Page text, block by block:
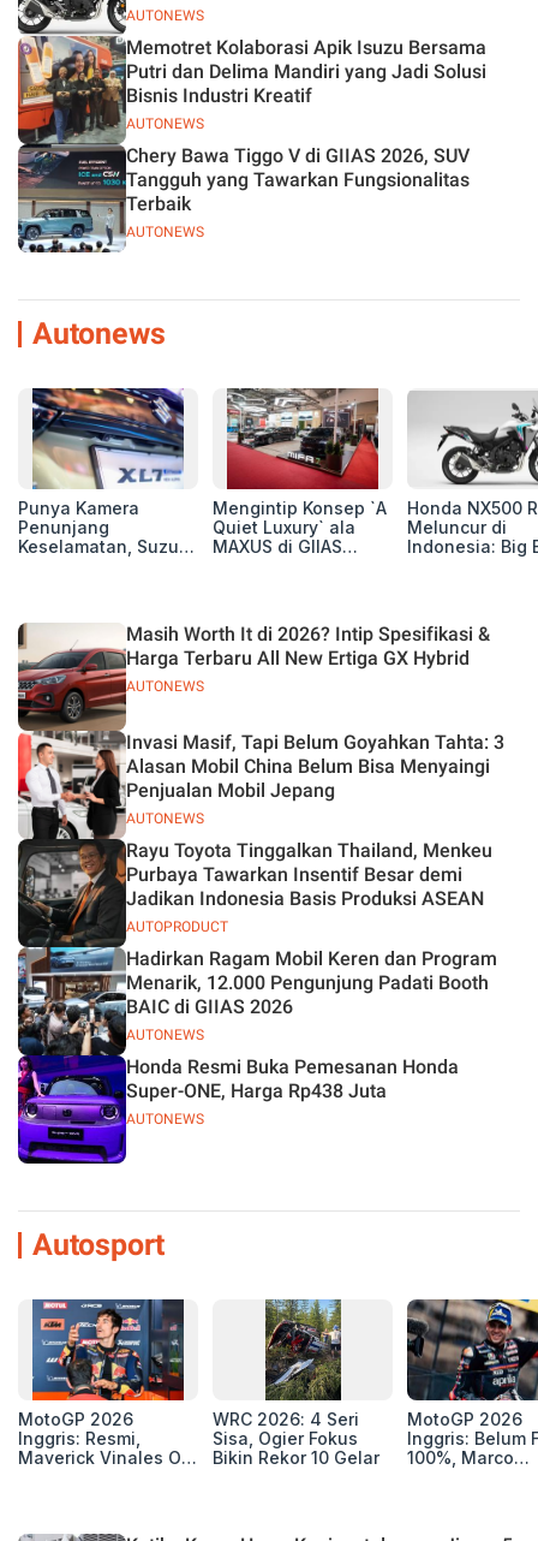
AUTONEWS
AUTONEWS
Memotret Kolaborasi Apik Isuzu Bersama
Putri dan Delima Mandiri yang Jadi Solusi
Bisnis Industri Kreatif
AUTONEWS
Chery Bawa Tiggo V di GIIAS 2026, SUV
Tangguh yang Tawarkan Fungsionalitas
Terbaik
Autonews
Punya Kamera
Penunjang
Keselamatan, Suzuki
Mengintip Konsep `A
Quiet Luxury` ala
MAXUS di GIIAS
Honda NX500
Meluncur di
Indonesia: Big
Juta
AUTONEWS
Masih Worth It di 2026? Intip Spesifikasi &
Harga Terbaru All New Ertiga GX Hybrid
AUTONEWS
Invasi Masif, Tapi Belum Goyahkan Tahta: 3
Alasan Mobil China Belum Bisa Menyaingi
Penjualan Mobil Jepang
AUTOPRODUCT
Rayu Toyota Tinggalkan Thailand, Menkeu
Purbaya Tawarkan Insentif Besar demi
Jadikan Indonesia Basis Produksi ASEAN
AUTONEWS
Hadirkan Ragam Mobil Keren dan Program
Menarik, 12.000 Pengunjung Padati Booth
BAIC di GIIAS 2026
AUTONEWS
Honda Resmi Buka Pemesanan Honda
Super-ONE, Harga Rp438 Juta
Autosport
MotoGP 2026
Inggris: Resmi,
Maverick Vinales Out
Selanjutnya Belum
WRC 2026: 4 Seri
Sisa, Ogier Fokus
Bikin Rekor 10 Gelar
MotoGP 2026
Inggris: Belum
100%, Marco